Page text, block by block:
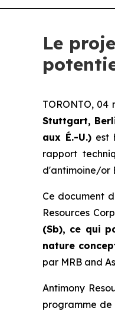
Le
TORONTO, 04
Stuttgart,
aux É.-U.)est
rapport
d'antimoine/or
Ce document
Resources
(Sb), ce qui
nature
par MRB and
Antimony
programme de